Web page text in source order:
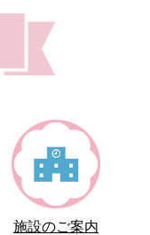
報をお知らせします
か児童福祉週間」標
ン特設サイト 「た
施設のご案内